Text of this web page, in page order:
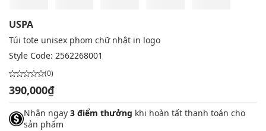
USPA
Túi tote unisex phom chữ nhật in logo
Style Code: 2562268001
(0)
390,000₫
Nhận ngay 3 điểm thưởng khi hoàn tất thanh toán cho
sản phẩm